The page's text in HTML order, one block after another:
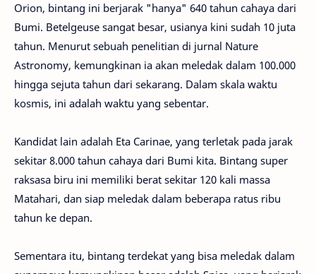
Orion, bintang ini berjarak "hanya" 640 tahun cahaya dari
Bumi. Betelgeuse sangat besar, usianya kini sudah 10 juta
tahun. Menurut sebuah penelitian di jurnal Nature
Astronomy, kemungkinan ia akan meledak dalam 100.000
hingga sejuta tahun dari sekarang. Dalam skala waktu
kosmis, ini adalah waktu yang sebentar.
Kandidat lain adalah Eta Carinae, yang terletak pada jarak
sekitar 8.000 tahun cahaya dari Bumi kita. Bintang super
raksasa biru ini memiliki berat sekitar 120 kali massa
Matahari, dan siap meledak dalam beberapa ratus ribu
tahun ke depan.
Sementara itu, bintang terdekat yang bisa meledak dalam